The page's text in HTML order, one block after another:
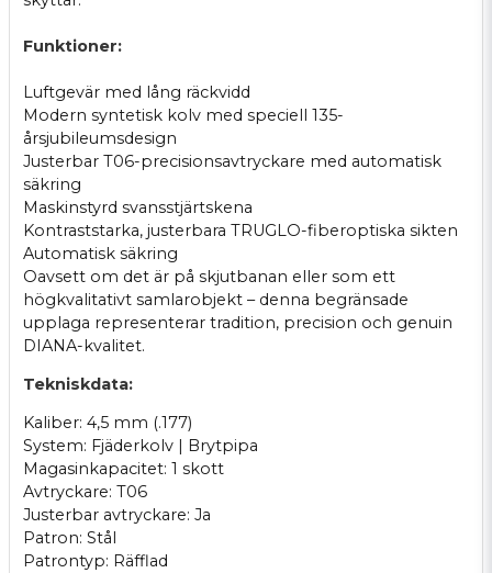
Funktioner:
Luftgevär med lång räckvidd
Modern syntetisk kolv med speciell 135-
årsjubileumsdesign
Justerbar T06-precisionsavtryckare med automatisk
säkring
Maskinstyrd svansstjärtskena
Kontraststarka, justerbara TRUGLO-fiberoptiska sikten
Automatisk säkring
Oavsett om det är på skjutbanan eller som ett
högkvalitativt samlarobjekt – denna begränsade
upplaga representerar tradition, precision och genuin
DIANA-kvalitet.
Tekniskdata:
Kaliber: 4,5 mm (.177)
System: Fjäderkolv | Brytpipa
Magasinkapacitet: 1 skott
Avtryckare: T06
Justerbar avtryckare: Ja
Patron: Stål
Patrontyp: Räfflad